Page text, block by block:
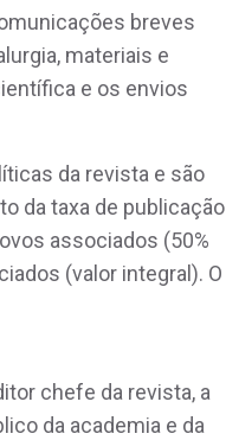
breves
materiais e
e os envios
da revista e são
da taxa de publicação
associados (50%
(valor integral). O
chefe da revista, a
da academia e da